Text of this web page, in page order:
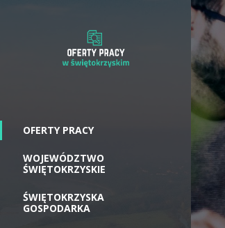
OFERTY PRACY
WOJEWÓDZTWO
ŚWIĘTOKRZYSKIE
ŚWIĘTOKRZYSKA
GOSPODARKA